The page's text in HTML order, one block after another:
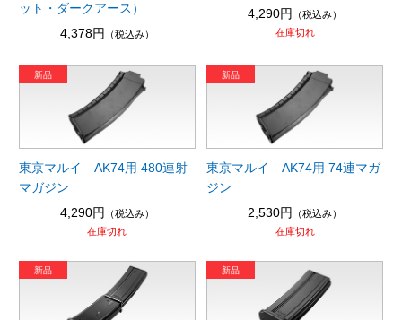
ット・ダークアース）
4,378円
（税込み）
4,290円
（税込み）
在庫切れ
東京マルイ AK74用 480連射
マガジン
4,290円
（税込み）
在庫切れ
東京マルイ AK74用 74連マガ
ジン
2,530円
（税込み）
在庫切れ